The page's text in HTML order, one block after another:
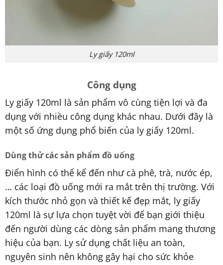
Ly giấy 120ml
Công dụng
Ly giấy 120ml là sản phẩm vô cùng tiện lợi và đa
dụng với nhiều công dụng khác nhau. Dưới đây là
một số ứng dụng phổ biến của ly giấy 120ml.
Dùng thử các sản phẩm đồ uống
Điển hình có thể kể đến như cà phê, trà, nước ép,
… các loại đồ uống mới ra mắt trên thị trường. Với
kích thước nhỏ gọn và thiết kế đẹp mắt, ly giấy
120ml là sự lựa chọn tuyệt vời để bạn giới thiệu
đến người dùng các dòng sản phẩm mang thương
hiệu của bạn. Ly sử dụng chất liệu an toàn,
nguyên sinh nên không gây hại cho sức khỏe